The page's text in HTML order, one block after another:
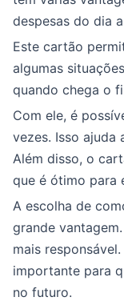
despesas do dia
Este cartão
algumas
quando chega o
Com ele, é
vezes. Isso ajuda
Além disso, o
que é ótimo para
A escolha de
grande
mais responsável.
importante para
no futuro.